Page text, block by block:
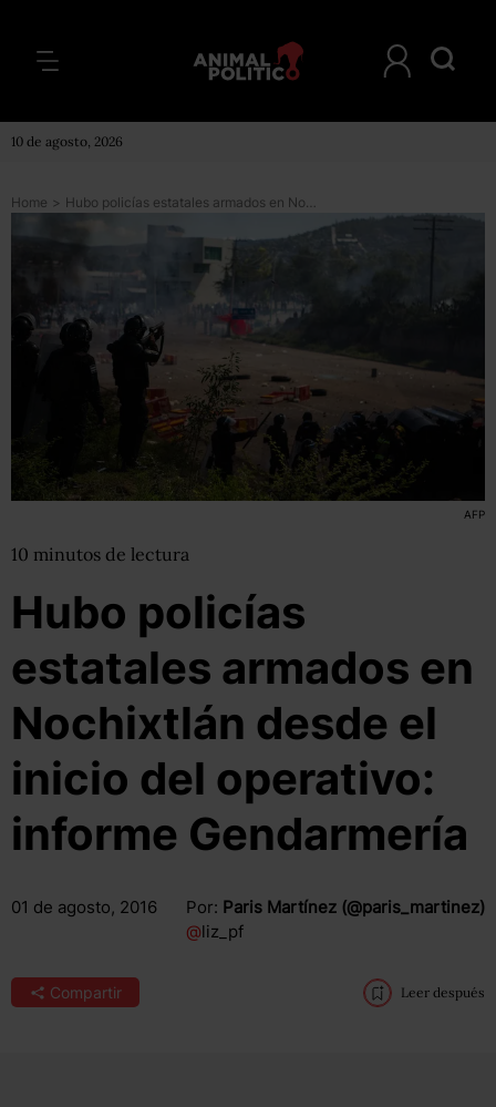
10 de agosto, 2026
Home > Hubo policías estatales armados en Nochixtlán desde el inicio del operativo: informe Gendarmería
AFP
10 minutos de lectura
Hubo policías
estatales armados en
Nochixtlán desde el
inicio del operativo:
informe Gendarmería
01 de agosto, 2016 Por: Paris Martínez (@paris_martinez)
@liz_pf
Compartir Leer después